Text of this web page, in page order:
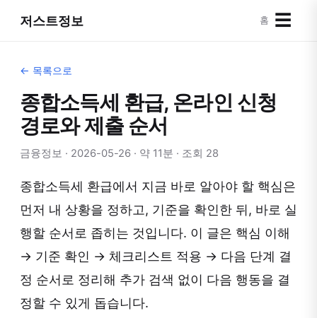
저스트정보 홈 ☰
← 목록으로
종합소득세 환급, 온라인 신청
경로와 제출 순서
금융정보 · 2026-05-26 · 약 11분 · 조회 28
종합소득세 환급에서 지금 바로 알아야 할 핵심은
먼저 내 상황을 정하고, 기준을 확인한 뒤, 바로 실
행할 순서로 좁히는 것입니다. 이 글은 핵심 이해
→ 기준 확인 → 체크리스트 적용 → 다음 단계 결
정 순서로 정리해 추가 검색 없이 다음 행동을 결
정할 수 있게 돕습니다.